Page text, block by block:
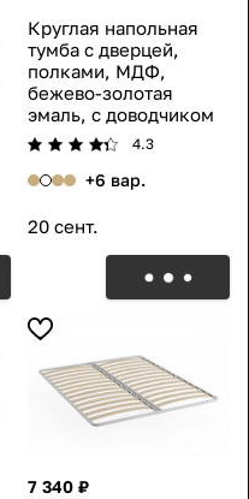
Круглая напольная
тумба с дверцей,
полками, МДФ,
бежево-золотая
эмаль, с доводчиком
4.3
+6 вар.
20 сент.
7 340 ₽